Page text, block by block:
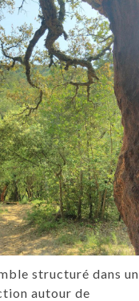
structuré dans un
autour de